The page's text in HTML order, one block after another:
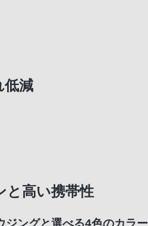
低減
と高い携帯性
ジングと選べる4色のカ